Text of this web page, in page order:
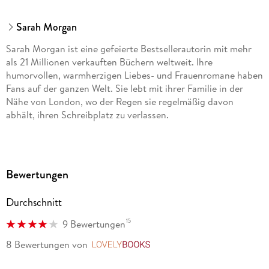
Sarah Morgan
Sarah Morgan ist eine gefeierte Bestsellerautorin mit mehr
als 21 Millionen verkauften Büchern weltweit. Ihre
humorvollen, warmherzigen Liebes- und Frauenromane haben
Fans auf der ganzen Welt. Sie lebt mit ihrer Familie in der
Nähe von London, wo der Regen sie regelmäßig davon
abhält, ihren Schreibplatz zu verlassen.
Bewertungen
Durchschnitt
9 Bewertungen15
8 Bewertungen von